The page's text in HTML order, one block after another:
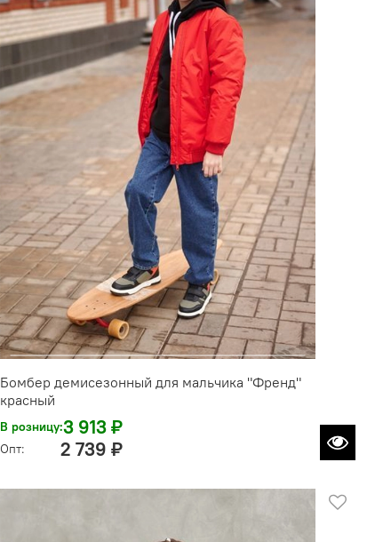
Бомбер демисезонный для мальчика "Френд"
красный
В розницу:3 913 ₽
Опт: 2 739 ₽